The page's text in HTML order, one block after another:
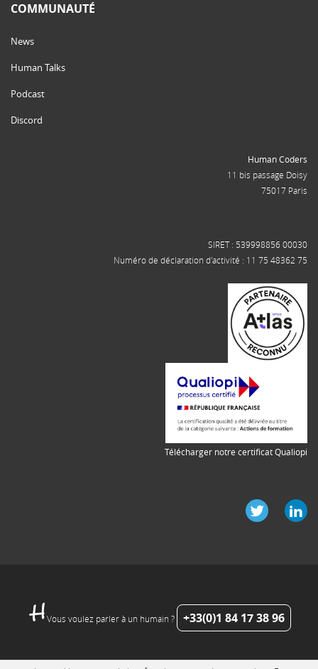
COMMUNAUTÉ
News
Human Talks
Podcast
Discord
Human Coders
11 bis passage Doisy
75017 Paris
SIRET : 539998856 00030
Numéro de déclaration d'activité : 11 75 48362 75
Télécharger notre certificat Qualiopi
Vous voulez parler à un humain ? +33(0)1 84 17 38 96